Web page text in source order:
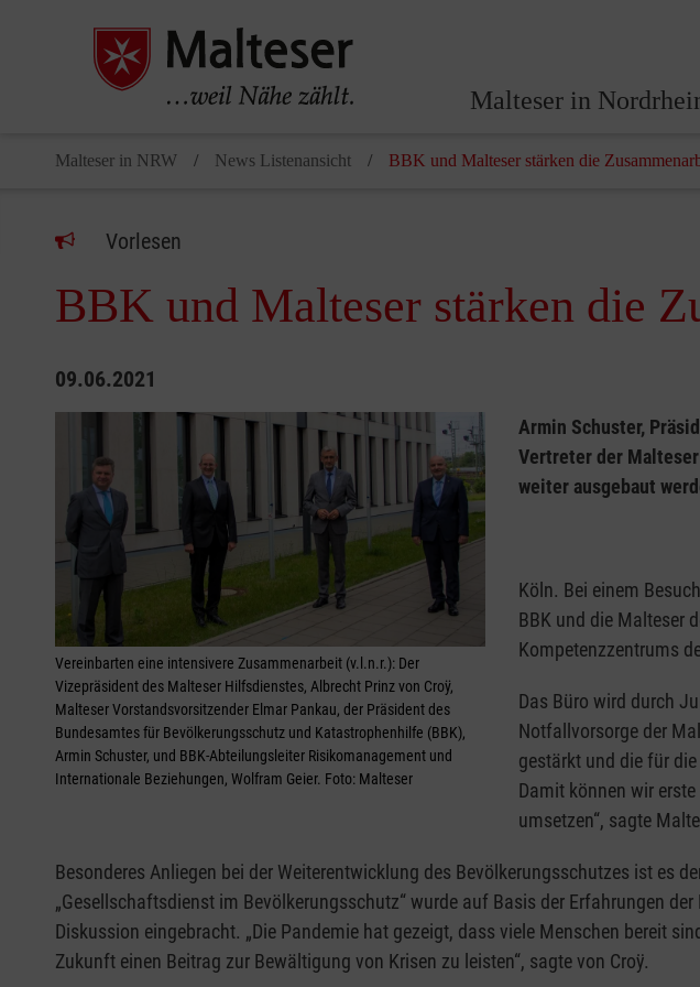
Malteser in
Malteser in NRW News Listenansicht BBK und Malteser stärken die
Vorlesen
BBK und Malteser stärken die
09.06.2021
Vereinbarten eine intensivere Zusammenarbeit (v.l.n.r.): Der
Vizepräsident des Malteser Hilfsdienstes, Albrecht Prinz von Croÿ,
Malteser Vorstandsvorsitzender Elmar Pankau, der Präsident des
Bundesamtes für Bevölkerungsschutz und Katastrophenhilfe (BBK),
Armin Schuster, und BBK-Abteilungsleiter Risikomanagement und
Internationale Beziehungen, Wolfram Geier. Foto: Malteser
Armin Schuster,
Vertreter der
weiter ausgebaut
Köln. Bei einem
BBK und die Malteser
Kompetenzzentrums
Das Büro wird durch
Notfallvorsorge der
gestärkt und die für
Damit können wir
umsetzen“, sagte
Besonderes Anliegen bei der Weiterentwicklung des Bevölkerungsschutzes ist es
„Gesellschaftsdienst im Bevölkerungsschutz“ wurde auf Basis der Erfahrungen
Diskussion eingebracht. „Die Pandemie hat gezeigt, dass viele Menschen bereit
Zukunft einen Beitrag zur Bewältigung von Krisen zu leisten“, sagte von Croÿ.